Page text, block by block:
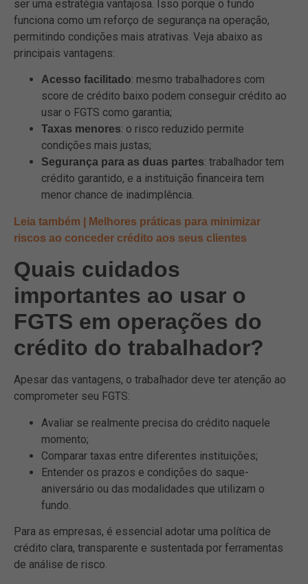
ser uma estratégia vantajosa. Isso porque o fundo
funciona como um reforço de segurança na operação,
permitindo condições mais atrativas. Veja abaixo as
principais vantagens:
Acesso facilitado: mesmo trabalhadores com
score de crédito baixo podem conseguir crédito ao
usar o FGTS como garantia;
Taxas menores: o risco reduzido permite
condições mais justas;
Segurança para as duas partes: trabalhador tem
crédito garantido, e a instituição financeira tem
menor chance de inadimplência.
Leia também | Melhores práticas para minimizar
riscos ao conceder crédito aos seus clientes
Quais cuidados
importantes ao usar o
FGTS em operações do
crédito do trabalhador?
Apesar das vantagens, o trabalhador deve ter atenção ao
comprometer seu FGTS:
Avaliar se realmente precisa do crédito naquele
momento;
Comparar taxas entre diferentes instituições;
Entender os prazos e condições do saque-
aniversário ou das modalidades que utilizam o
fundo.
Para as empresas, é essencial adotar uma política de
crédito clara, transparente e sustentada por ferramentas
de análise de risco.